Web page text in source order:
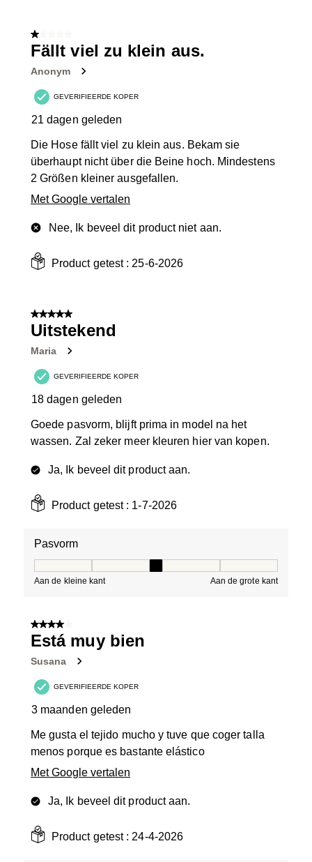
1 van 5 sterren.
Fällt viel zu klein aus.
Anonym
GEVERIFIEERDE KOPER
21 dagen geleden
Die Hose fällt viel zu klein aus. Bekam sie
überhaupt nicht über die Beine hoch. Mindestens
2 Größen kleiner ausgefallen.
Met Google vertalen
Nee, Ik beveel dit product niet aan.
Product getest :25-6-2026
5 van 5 sterren.
Uitstekend
Maria
GEVERIFIEERDE KOPER
18 dagen geleden
Goede pasvorm, blijft prima in model na het
wassen. Zal zeker meer kleuren hier van kopen.
Ja, Ik beveel dit product aan.
Product getest : 1-7-2026
Pasvorm
Aan de kleine kant Aan de grote kant
4 van 5 sterren.
Está muy bien
Susana
GEVERIFIEERDE KOPER
3 maanden geleden
Me gusta el tejido mucho y tuve que coger talla
menos porque es bastante elástico
Met Google vertalen
Ja, Ik beveel dit product aan.
Product getest :24-4-2026